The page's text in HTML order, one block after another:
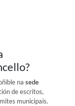
na sede
de escritos,
municipais.